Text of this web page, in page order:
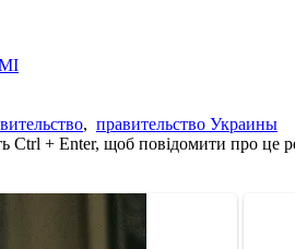
, правительство Украины
Ctrl + Enter, щоб повідомити про це